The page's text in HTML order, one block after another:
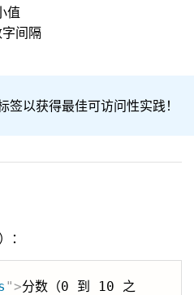
值
间隔
签以获得最佳可访问性实践！
：
">分数（0 到 10 之